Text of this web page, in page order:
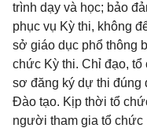
trình dạy và học; bảo
phục vụ Kỳ thi, không
sở giáo dục phổ thông
chức Kỳ thi. Chỉ đạo,
sơ đăng ký dự thi đúng
Đào tạo. Kịp thời tổ
người tham gia tổ chức